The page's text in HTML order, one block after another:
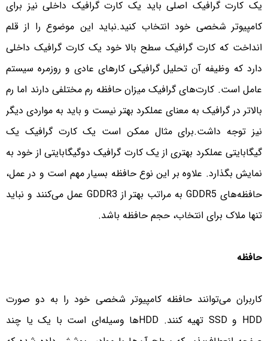
یک کارت گرافیک اصلی باید یک کارت گرافیک داخلی نیز برای
کامپیوتر شخصی خود انتخاب کنید.نباید این موضوع را از قلم
انداخت که کارت‌ گرافیک‌ سطح بالا خود یک کارت گرافیک داخلی
دارد که وظیفه آن تحلیل گرافیکی کارهای عادی و روزمره سیستم
عامل است. کارت‌های گرافیک میزان حافظه رم مختلفی دارند اما رم
بالاتر در گرافیک به معنای عملکرد بهتر نیست و باید به مواردی دیگر
نیز توجه داشت.برای مثال ممکن است یک کارت گرافیک یک
گیگابایتی عملکرد بهتری از یک کارت گرافیک دوگیگابایتی از خود به
نمایش بگذارد. علاوه بر این نوع حافظه بسیار مهم است و در عمل،
حافظه‌های GDDR5 به مراتب بهتر از GDDR3 عمل می‌کنند و نباید
تنها ملاک برای انتخاب، حجم حافظه باشد.
حافظه
کاربران می‌توانند حافظه کامپیوتر شخصی خود را به دو صورت
HDD و SSD تهیه کنند. HDDها وسیله‌ای است با یک یا چند